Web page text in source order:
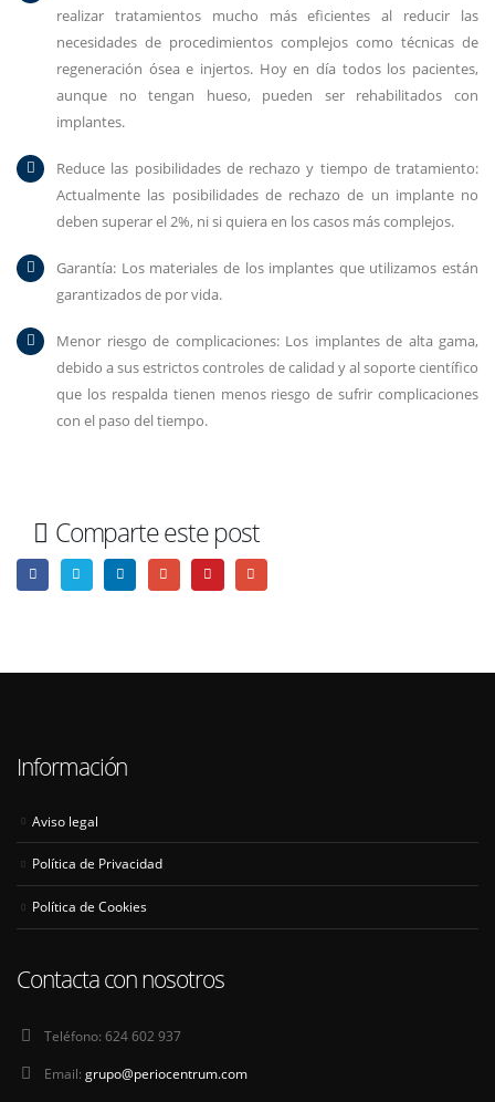
realizar tratamientos mucho más eficientes al reducir las
necesidades de procedimientos complejos como técnicas de
regeneración ósea e injertos. Hoy en día todos los pacientes,
aunque no tengan hueso, pueden ser rehabilitados con
implantes.
Reduce las posibilidades de rechazo y tiempo de tratamiento:
Actualmente las posibilidades de rechazo de un implante no
deben superar el 2%, ni si quiera en los casos más complejos.
Garantía: Los materiales de los implantes que utilizamos están
garantizados de por vida.
Menor riesgo de complicaciones: Los implantes de alta gama,
debido a sus estrictos controles de calidad y al soporte científico
que los respalda tienen menos riesgo de sufrir complicaciones
con el paso del tiempo.
Comparte este post
Información
Aviso legal
Política de Privacidad
Política de Cookies
Contacta con nosotros
Teléfono: 624 602 937
Email: grupo@periocentrum.com